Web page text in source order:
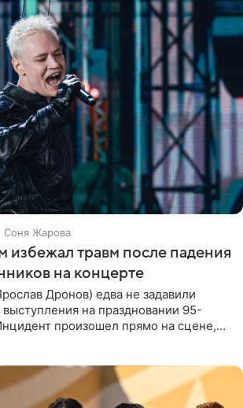
Соня Жарова
избежал травм после падения
на концерте
Дронов) едва не задавили
на праздновании 95-
произошел прямо на сцене,